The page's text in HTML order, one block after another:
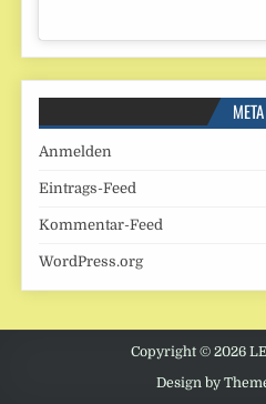
META
Anmelden
Eintrags-Feed
Kommentar-Feed
WordPress.org
Copyright © 2026
Design by